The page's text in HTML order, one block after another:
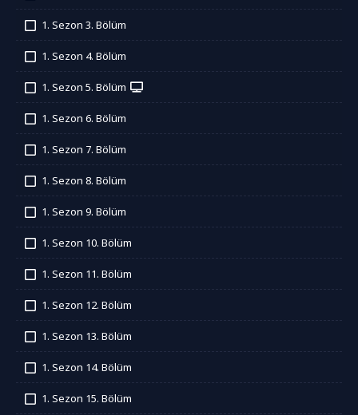
1. Sezon 3. Bölüm
1. Sezon 4. Bölüm
1. Sezon 5. Bölüm
1. Sezon 6. Bölüm
1. Sezon 7. Bölüm
1. Sezon 8. Bölüm
1. Sezon 9. Bölüm
1. Sezon 10. Bölüm
1. Sezon 11. Bölüm
1. Sezon 12. Bölüm
1. Sezon 13. Bölüm
1. Sezon 14. Bölüm
1. Sezon 15. Bölüm